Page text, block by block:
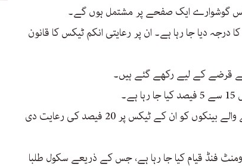
گوشوارے ایک صفحے پر مشتمل ہوں گے۔
آئی ٹی شعبے کو Small entaprises کا درجہ دیا جا رہا ہے۔ ان پر رعایتی انکم ٹیکس کا قانون
آئی ٹی کے شعبے کے لیے قرضہ دینے والے بینکوں کو ان کے ٹیکس پر 20 فیصد کی رعایت دی
فنڈ قیام کیا جا رہا ہے، جس کے ذریعے سکول طلبا